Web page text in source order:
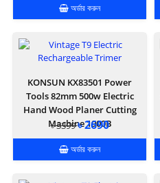
অর্ডার করুন
KONSUN KX83501 Power
Tools 82mm 500w Electric
Hand Wood Planer Cutting
Machine 1900B
৳ 3399৳ 2690
অর্ডার করুন